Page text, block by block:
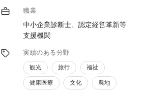
職業
中小企業診断士、認定経営革新等
支援機関
実績のある分野
観光 旅行 福祉
健康医療 文化 農地